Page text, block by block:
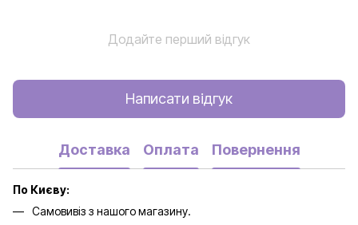
Додайте перший відгук
Написати відгук
Доставка Оплата Повернення
По Києву:
Самовивіз з нашого магазину.